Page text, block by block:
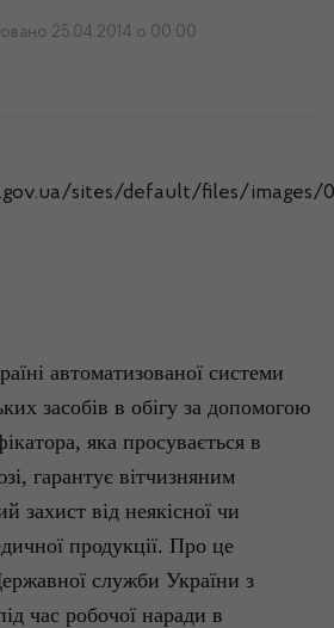
25.04.2014 о 00:00
автоматизованої системи
засобів в обігу за допомогою
, яка просувається в
, гарантує вітчизняним
захист від неякісної чи
продукції. Про це
служби України з
час робочої наради в